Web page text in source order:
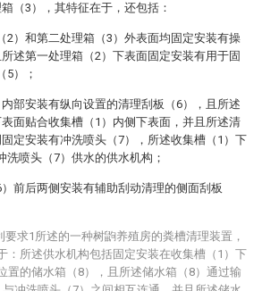
箱（3），其特征在于，还包括：
2）和第二处理箱（3）外表面均固定安装有操
述第一处理箱（2）下表面固定安装有用于固
5）；
部安装有纵向设置的清理刮板（6），且所述
面贴合收集槽（1）内侧下表面，并且所述清
定安装有冲洗喷头（7），所述收集槽（1）下
洗喷头（7）供水的供水机构；
前后两侧安装有辅助刮动清理的侧面刮板
要求1所述的一种树鼩养殖房的粪槽清理装置，
：所述供水机构包括固定安装在收集槽（1）下
置的储水箱（8），且所述储水箱（8）通过输